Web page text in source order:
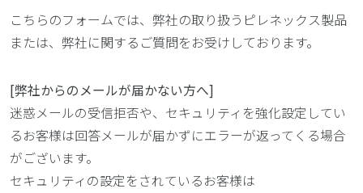
こちらのフォームでは、弊社の取り扱うピレネックス製品
または、弊社に関するご質問をお受けしております。
[弊社からのメールが届かない方へ]
迷惑メールの受信拒否や、セキュリティを強化設定してい
るお客様は回答メールが届かずにエラーが返ってくる場合
がございます。
セキュリティの設定をされているお客様は